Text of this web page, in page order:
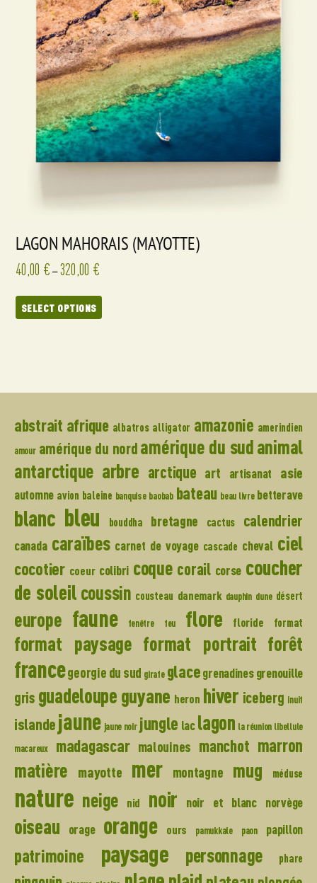
LAGON MAHORAIS (MAYOTTE)
40,00 € –320,00 €
SELECT OPTIONS
abstrait afrique albatros alligator amazonie amerindien
amour amérique du nord amérique du sudanimal
antarctique arbre arctique art artisanat asie
automne avion baleine banquise baobab bateau beau livre betterave
blanc bleu bouddha bretagne cactus calendrier
canada caraïbes carnet de voyage cascade cheval ciel
cocotier coeur colibri coque corail corse coucher
de soleil coussin cousteau danemark dauphin dune désert
europe faune fenêtre feu flore floride format
format paysage format portrait forêt
francegeorgie du sud girafe glacegrenadinesgrenouille
gris guadeloupe guyane heron hiver iceberg inuit
islandejaune jaune noir jungle laclagon la réunion libellule
macareux
madagascar malouines manchot marron
matière mayotte mer montagne mug méduse
nature neige nid noir noir et blanc norvège
oiseau orage orange ours pamukkale paon papillon
patrimoine paysage personnage phare